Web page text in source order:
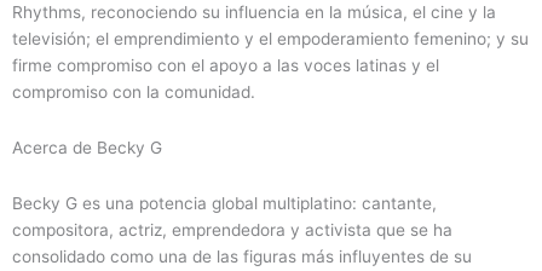
Rhythms, reconociendo su influencia en la música, el cine y la
televisión; el emprendimiento y el empoderamiento femenino; y su
firme compromiso con el apoyo a las voces latinas y el
compromiso con la comunidad.
Acerca de Becky G
Becky G es una potencia global multiplatino: cantante,
compositora, actriz, emprendedora y activista que se ha
consolidado como una de las figuras más influyentes de su